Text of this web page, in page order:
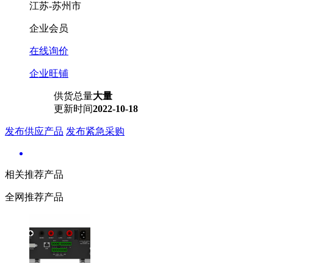
江苏-苏州市
企业会员
在线询价
企业旺铺
供货总量大量
更新时间2022-10-18
发布供应产品 发布紧急采购
相关推荐产品
全网推荐产品